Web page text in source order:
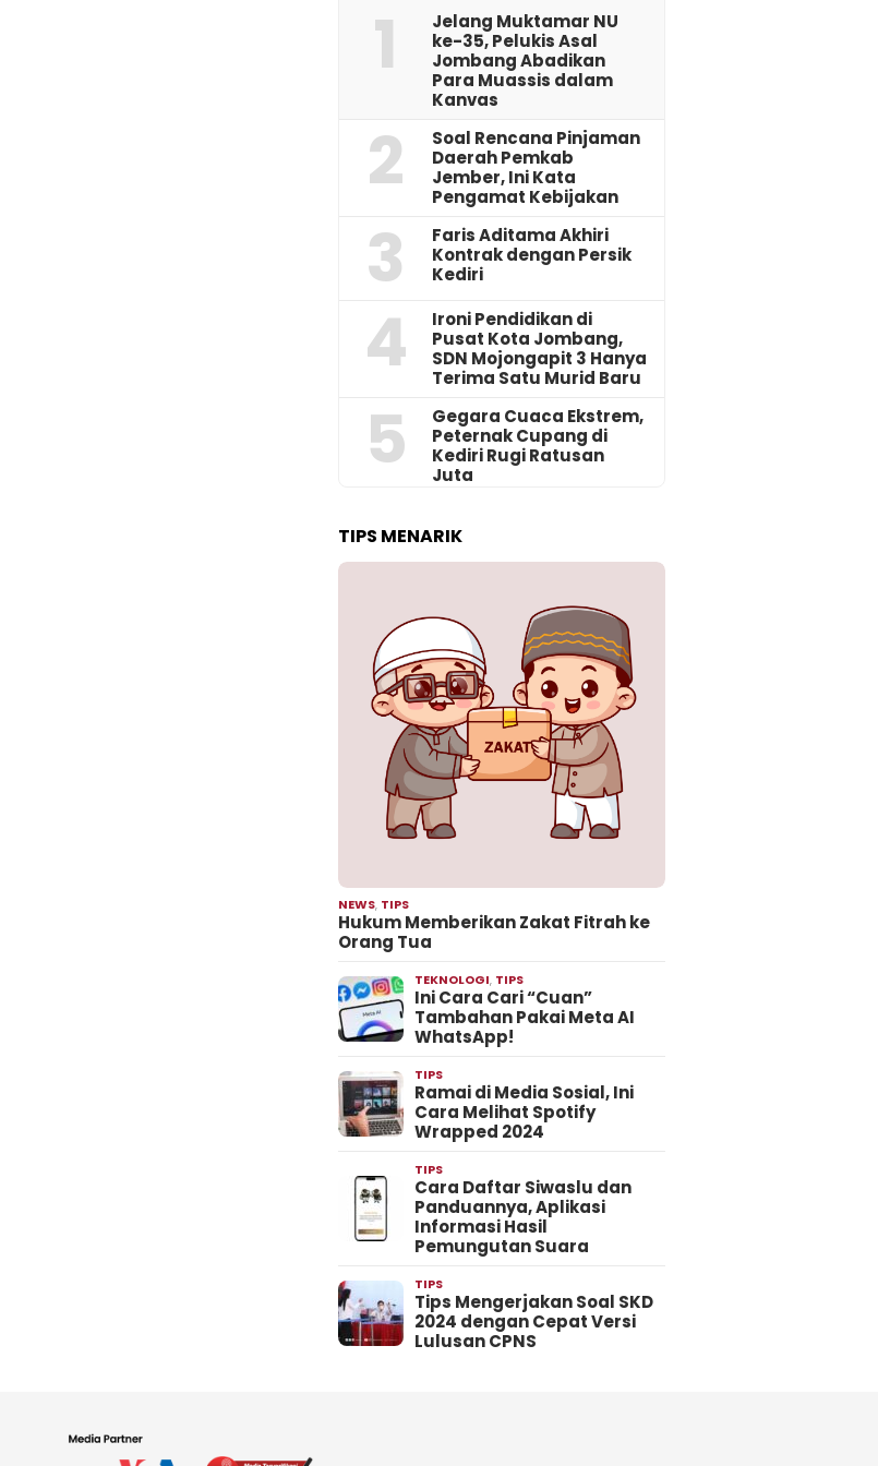
1
Jelang Muktamar NU
ke-35, Pelukis Asal
Jombang Abadikan
Para Muassis dalam
Kanvas
2
‎Soal Rencana Pinjaman
Daerah Pemkab
Jember, Ini Kata
Pengamat Kebijakan ‎
3
Faris Aditama Akhiri
Kontrak dengan Persik
Kediri
4
Ironi Pendidikan di
Pusat Kota Jombang,
SDN Mojongapit 3 Hanya
Terima Satu Murid Baru
5
‎Gegara Cuaca Ekstrem,
Peternak Cupang di
Kediri Rugi Ratusan
Juta
TIPS MENARIK
NEWS, TIPS
Hukum Memberikan Zakat Fitrah ke
Orang Tua
TEKNOLOGI, TIPS
Ini Cara Cari “Cuan”
Tambahan Pakai Meta AI
WhatsApp!
TIPS
Ramai di Media Sosial, Ini
Cara Melihat Spotify
Wrapped 2024
TIPS
Cara Daftar Siwaslu dan
Panduannya, Aplikasi
Informasi Hasil
Pemungutan Suara
TIPS
Tips Mengerjakan Soal SKD
2024 dengan Cepat Versi
Lulusan CPNS